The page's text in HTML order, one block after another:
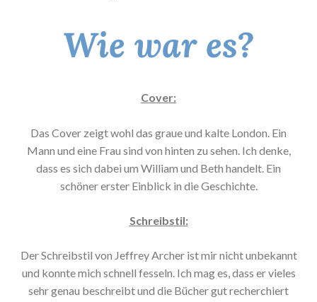
Wie war es?
Cover:
Das Cover zeigt wohl das graue und kalte London. Ein
Mann und eine Frau sind von hinten zu sehen. Ich denke,
dass es sich dabei um William und Beth handelt. Ein
schöner erster Einblick in die Geschichte.
Schreibstil:
Der Schreibstil von Jeffrey Archer ist mir nicht unbekannt
und konnte mich schnell fesseln. Ich mag es, dass er vieles
sehr genau beschreibt und die Bücher gut recherchiert